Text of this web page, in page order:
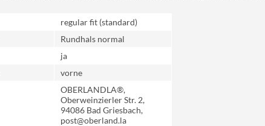
regular fit (standard)
Rundhals normal
ja
vorne
OBERLANDLA®,
Oberweinzierler Str. 2,
94086 Bad Griesbach,
post@oberland.la